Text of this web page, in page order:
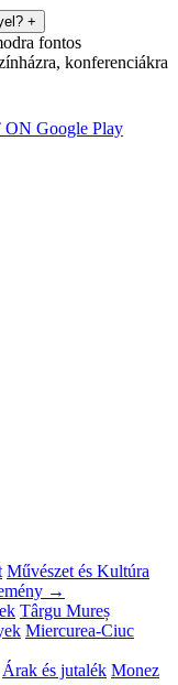
+
fontos
konferenciákra
ON Google Play
Művészet és Kultúra
→
Târgu Mureș
Miercurea-Ciuc
Árak és jutalék Monez